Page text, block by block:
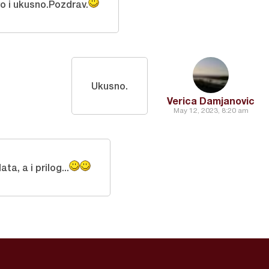
i ukusno.Pozdrav.
Verica Damjanovic
May 12, 2023, 8:20 am
Ukusno.
a i prilog...